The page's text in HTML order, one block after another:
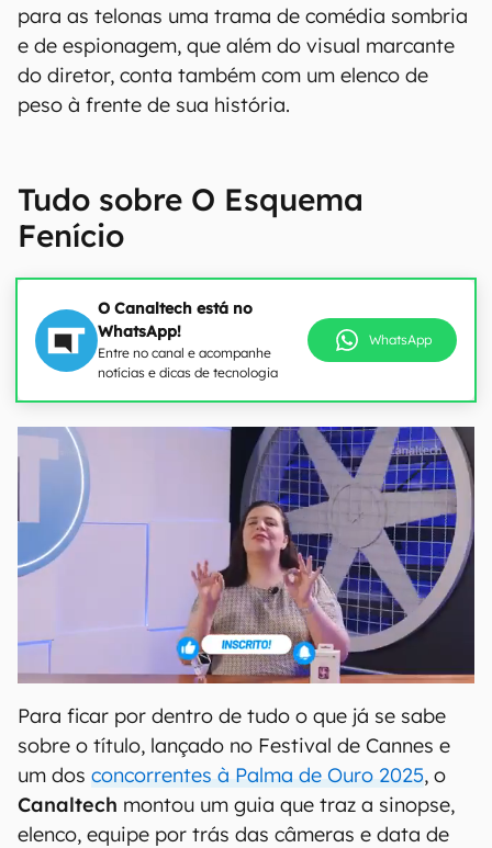
para as telonas uma trama de comédia sombria
e de espionagem, que além do visual marcante
do diretor, conta também com um elenco de
peso à frente de sua história.
Tudo sobre O Esquema
Fenício
O Canaltech está no
WhatsApp!
Entre no canal e acompanhe
notícias e dicas de tecnologia
WhatsApp
Para ficar por dentro de tudo o que já se sabe
sobre o título, lançado no Festival de Cannes e
um dos concorrentes à Palma de Ouro 2025, o
Canaltech montou um guia que traz a sinopse,
elenco, equipe por trás das câmeras e data de